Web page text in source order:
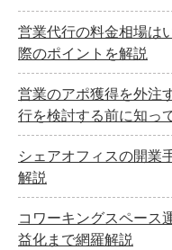
営業代行の料金相場は
際のポイントを解説
営業のアポ獲得を外注
行を検討する前に知っ
シェアオフィスの開業
解説
コワーキングスペース
益化まで網羅解説